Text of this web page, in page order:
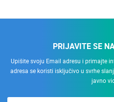
PRIJAVITE SE
Upišite svoju Email adresu i primajte
adresa se koristi isključivo u svrhe
javno